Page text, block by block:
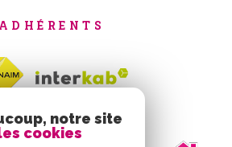
ADHÉRENTS
notre site
cookies